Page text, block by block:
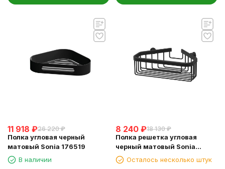
11 918 ₽26 220 ₽
Полка угловая черный
матовый Sonia 176519
В наличии
8 240 ₽18 130 ₽
Полка решетка угловая
черный матовый Sonia
182855Осталось несколько штук